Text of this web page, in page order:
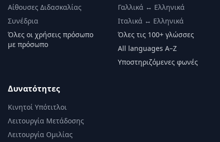
Αίθουσες Διδασκαλίας
Συνέδρια
Όλες οι χρήσεις πρόσωπο
με πρόσωπο
Γαλλικά ↔ Ελληνικά
Ιταλικά ↔ Ελληνικά
Όλες τις 100+ γλώσσες
All languages A–Z
Υποστηριζόμενες φωνές
Δυνατότητες
Κινητοί Υπότιτλοι
Λειτουργία Μετάδοσης
Λειτουργία Ομιλίας